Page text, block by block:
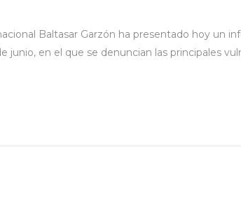
Baltasar Garzón ha presentado hoy un
junio, en el que se denuncian las principales